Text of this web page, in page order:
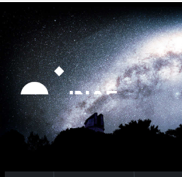
Strumenti
personali
Salta
contenuti.
|
Salta
alla
navigazione
Ricerca
avanzata…